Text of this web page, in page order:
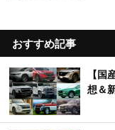
おすすめ記事
【国
想＆